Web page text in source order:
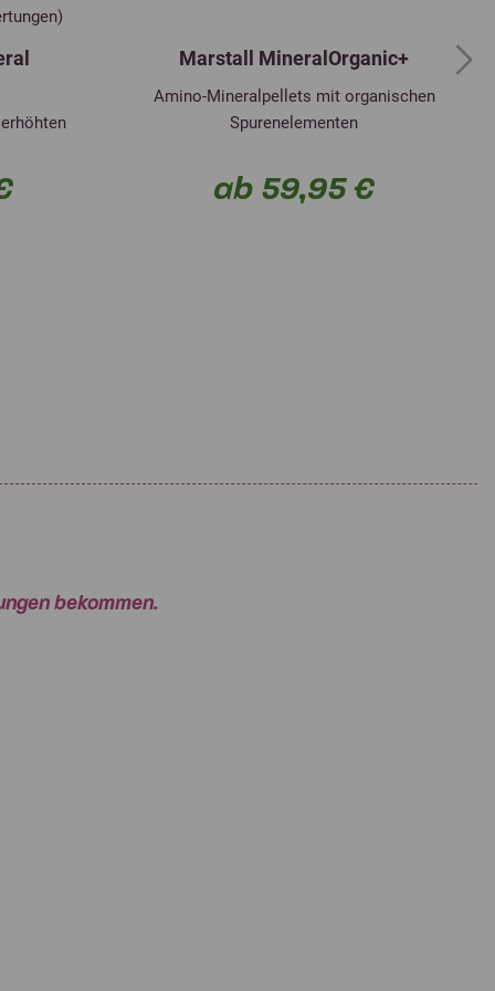
Marstall MineralOrganic+
Amino-Mineralpellets mit organischen
Spurenelementen
ab 59,95 €
Next
bekommen.